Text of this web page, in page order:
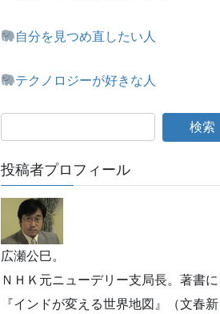
自分を見つめ直したい人
テクノロジーが好きな人
投稿者プロフィール
広瀬公巳。
ＮＨＫ元ニューデリー支局長。著書に
『インドが変える世界地図』（文春新